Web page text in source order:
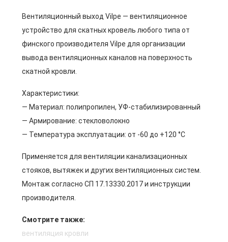
Вентиляционный выход Vilpe — вентиляционное
устройство для скатных кровель любого типа от
финского производителя Vilpe для организации
вывода вентиляционных каналов на поверхность
скатной кровли.
Характеристики:
— Материал: полипропилен, УФ-стабилизированный
— Армирование: стекловолокно
— Температура эксплуатации: от -60 до +120 °C
Применяется для вентиляции канализационных
стояков, вытяжек и других вентиляционных систем.
Монтаж согласно СП 17.13330.2017 и инструкции
производителя.
Смотрите также:
вентиляция кровли